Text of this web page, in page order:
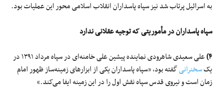
به اسرائیل پرتاب شد نیز سپاه پاسداران انقلاب اسلامی محور این عملیات بود.
سپاه پاسداران در مأموریتی که توجیه عقلانی ندارد
۴)
علی سعیدی شاهرودی نماینده پیشین علی خامنه‌ای در سپاه مرداد ۱۳۹۱ در
یکسخنرانیگفته بود، «سپاه پاسداران یکی از ابزارهای زمینه‌ساز ظهور امام
زمان است و نیروی قدس سپاه نقش اول را در این زمینه ایفا می‌کند.»